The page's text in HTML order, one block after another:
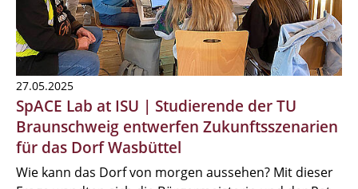
27.05.2025
SpACE Lab at ISU | Studierende der TU
Braunschweig entwerfen Zukunftsszenarien
für das Dorf Wasbüttel
Wie kann das Dorf von morgen aussehen? Mit dieser